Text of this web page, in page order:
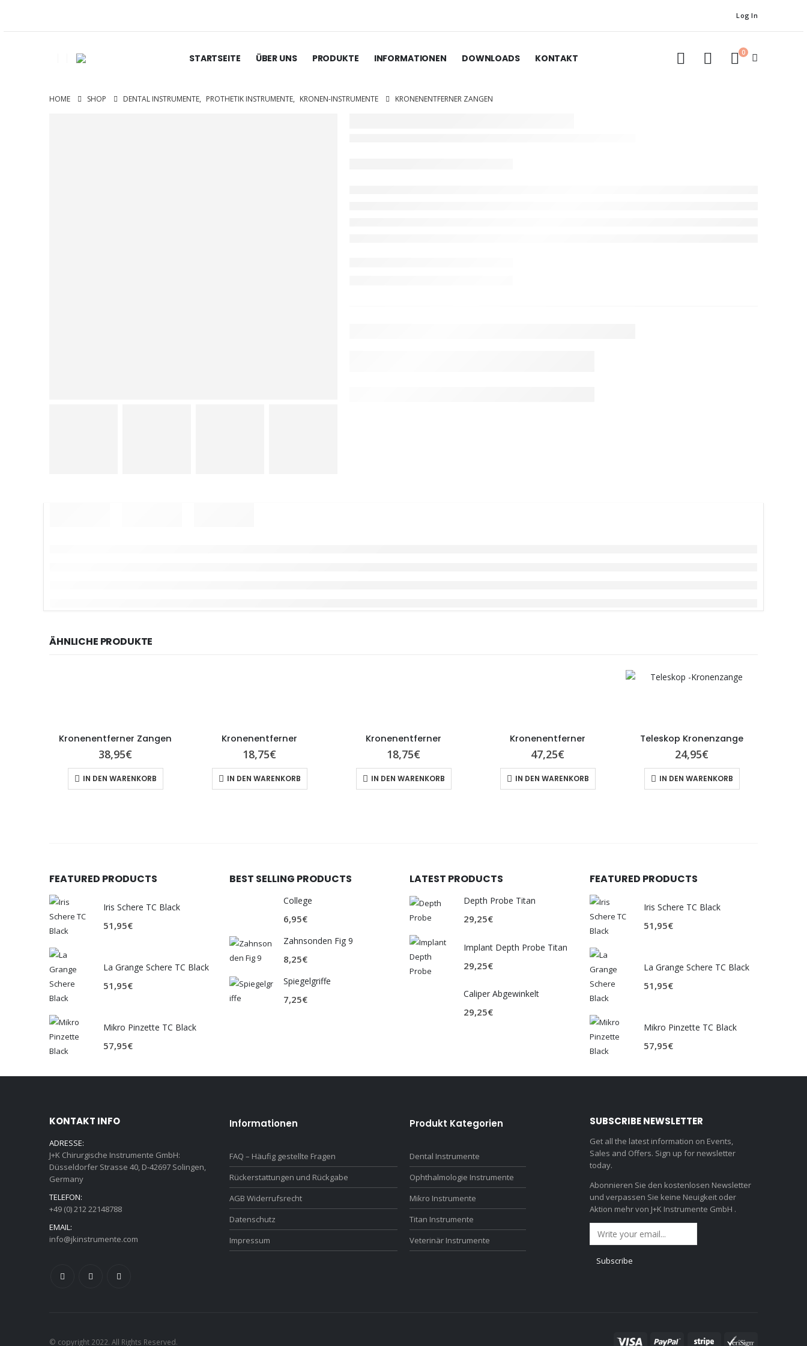
Log In
STARTSEITE ÜBER UNS PRODUKTE INFORMATIONEN DOWNLOADS KONTAKT
0
HOME SHOP DENTAL INSTRUMENTE, PROTHETIK INSTRUMENTE, KRONEN-INSTRUMENTE KRONENENTFERNER ZANGEN
ÄHNLICHE PRODUKTE
Kronenentferner Zangen
38,95€
IN DEN WARENKORB
Kronenentferner
18,75€
IN DEN WARENKORB
Kronenentferner
18,75€
IN DEN WARENKORB
Kronenentferner
47,25€
IN DEN WARENKORB
Teleskop Kronenzange
24,95€
IN DEN WARENKORB
FEATURED PRODUCTS
Iris Schere TC Black
51,95€
La Grange Schere TC Black
51,95€
Mikro Pinzette TC Black
57,95€
BEST SELLING PRODUCTS
College
6,95€
Zahnsonden Fig 9
8,25€
Spiegelgriffe
7,25€
LATEST PRODUCTS
Depth Probe Titan
29,25€
Implant Depth Probe Titan
29,25€
Caliper Abgewinkelt
29,25€
FEATURED PRODUCTS
Iris Schere TC Black
51,95€
La Grange Schere TC Black
51,95€
Mikro Pinzette TC Black
57,95€
KONTAKT INFO
ADRESSE:
J+K Chirurgische Instrumente GmbH:
Düsseldorfer Strasse 40, D-42697 Solingen,
Germany
TELEFON:
+49 (0) 212 22148788
EMAIL:
info@jkinstrumente.com
Informationen
FAQ – Häufig gestellte Fragen
Rückerstattungen und Rückgabe
AGB Widerrufsrecht
Datenschutz
Impressum
Produkt Kategorien
Dental Instrumente
Ophthalmologie Instrumente
Mikro Instrumente
Titan Instrumente
Veterinär Instrumente
SUBSCRIBE NEWSLETTER
Get all the latest information on Events,
Sales and Offers. Sign up for newsletter
today.
Abonnieren Sie den kostenlosen Newsletter
und verpassen Sie keine Neuigkeit oder
Aktion mehr von J+K Instrumente GmbH .
© copyright 2022. All Rights Reserved.